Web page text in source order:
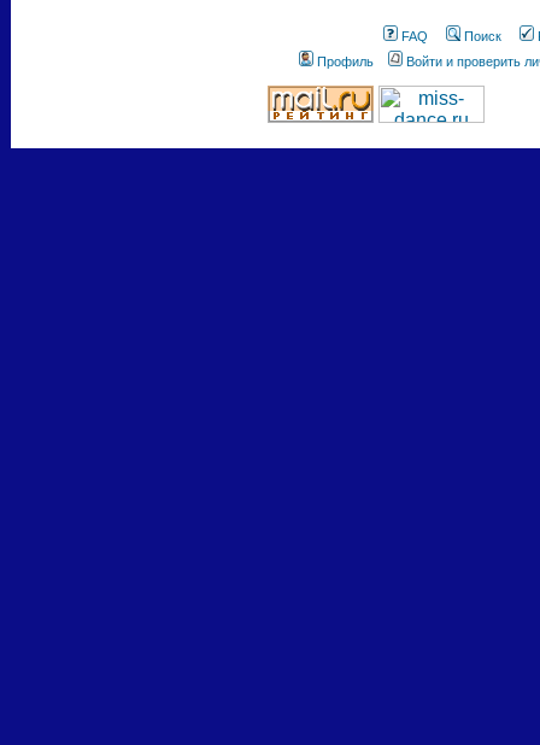
FAQ Поиск
Профиль
Войти и проверить